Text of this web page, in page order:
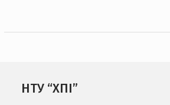
НТУ “ХПІ”